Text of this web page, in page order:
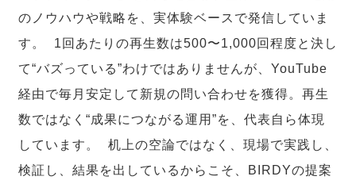
のノウハウや戦略を、実体験ベースで発信していま
す。 1回あたりの再生数は500〜1,000回程度と決し
て“バズっている”わけではありませんが、YouTube
経由で毎月安定して新規の問い合わせを獲得。再生
数ではなく“成果につながる運用”を、代表自ら体現
しています。 机上の空論ではなく、現場で実践し、
検証し、結果を出しているからこそ、BIRDYの提案